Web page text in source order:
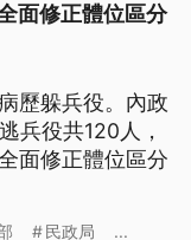
面修正體位區分
歷躲兵役。內政
兵役共120人，
面修正體位區分
民政局 ...